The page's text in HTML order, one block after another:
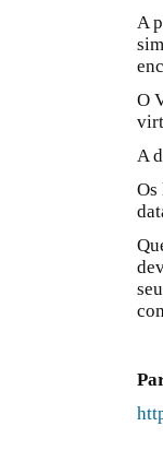
A
O
A
Os